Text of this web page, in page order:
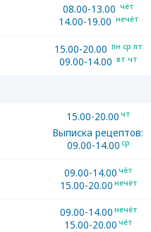
08.00-13.00 чёт
14.00-19.00 нечёт
15.00-20.00 пн ср пт
09.00-14.00 вт чт
15.00-20.00 чт
Выписка рецептов:
09.00-14.00 ср
09.00-14.00 чёт
15.00-20.00 нечёт
09.00-14.00 нечёт
15.00-20.00 чёт